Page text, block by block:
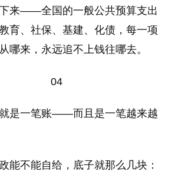
来——全国的一般公共预算支出
育、社保、基建、化债，每一项
哪来，永远追不上钱往哪去。
04
是一笔账——而且是一笔越来越
能不能自给，底子就那么几块：